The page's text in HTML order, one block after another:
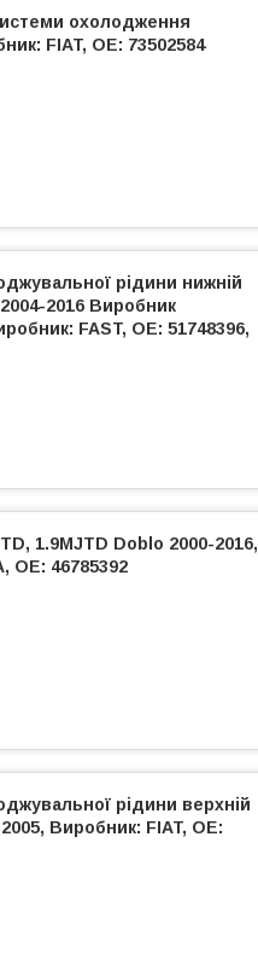
охолодження
FIAT, OE: 73502584
рідини нижній
2016 Виробник
FAST, OE: 51748396,
1.9MJTD Doblo 2000-2016,
OE: 46785392
рідини верхній
Виробник: FIAT, OE: